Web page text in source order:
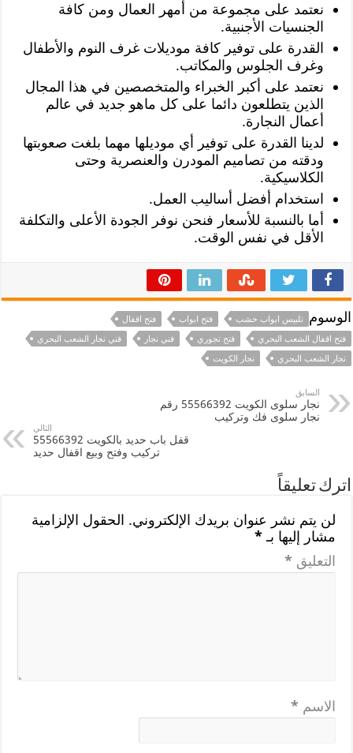
نعتمد على مجموعة من أمهر العمال ومن كافة
الجنسيات الأجنبية.
القدرة على توفير كافة موديلات غرف النوم والأطفال
وغرف الجلوس والمكاتب.
نعتمد على أكبر الخبراء والمتخصصين في هذا المجال
الذين يتطلعون دائما على كل ماهو جديد في عالم
أعمال النجارة.
لدينا القدرة على توفير أي موديلها مهما بلغت صعوبتها
ودقته من تصاميم المودرن والعنصرية وحتى
الكلاسيكية.
استخدام أفضل أساليب العمل.
أما بالنسبة للأسعار فنحن نوفر الجودة الأعلى والتكلفة
الأقل في نفس الوقت.
الوسوم تلبيس ابواب خشب فتح ابواب
فتح اقفال
فتح اقفال الشعب البحري
فتح تجوري فني نجار
فني نجار الشعب البحري
نجار الشعب البحري
نجار الكويت
السابق
نجار سلوى الكويت 55566392 رقم
نجار سلوى فك وتركيب
التالي
قفل باب حديد بالكويت 55566392
تركيب وفتح وبيع اقفال حديد
اترك تعليقاً
لن يتم نشر عنوان بريدك الإلكتروني. الحقول الإلزامية
مشار إليها بـ*
التعليق *
الاسم *